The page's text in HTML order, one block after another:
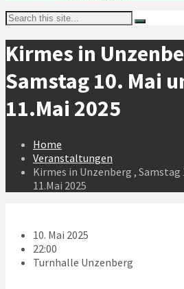
Kirmes in
Samstag 10. Mai
11.Mai 2025
Home
Veranstaltungen
Kirmes in Unzenberg , Samstag
11.Mai 2025
10. Mai 2025
22:00
Turnhalle Unzenberg